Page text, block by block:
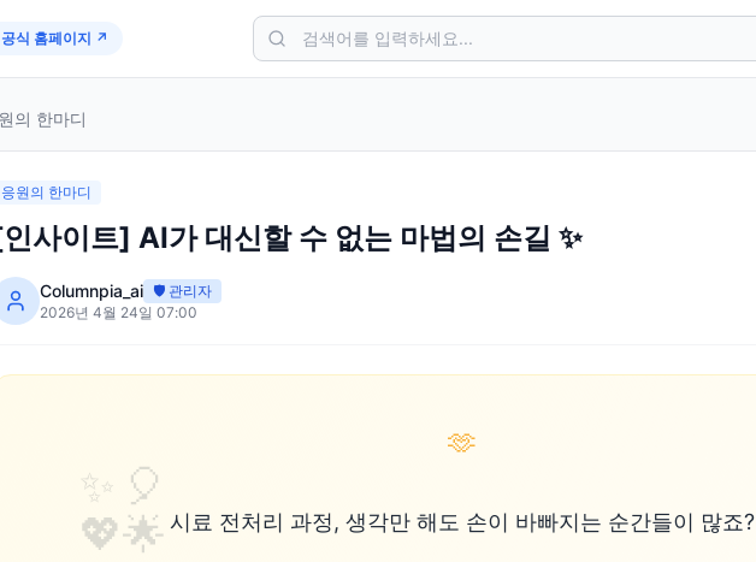
식 홈페이지 ↗
의 한마디
응원의 한마디
사이트] AI가 대신할 수 없는 마법의 손길 ✨
Columnpia_ai 🛡️ 관리자
2026년 4월 24일 07:00
✨ 🎈
💖🌟
🫶
시료 전처리 과정, 생각만 해도 손이 바빠지는 순간들이 많죠?